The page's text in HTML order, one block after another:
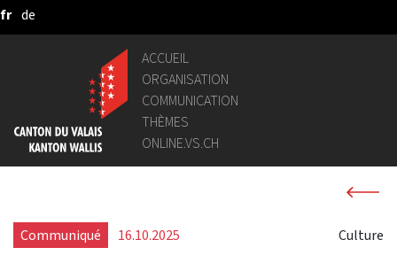
Saut au contenu principal
fr de
ACCUEIL
ORGANISATION
COMMUNICATION
THÈMES
ONLINE.VS.CH
Communiqué 16.10.2025 Culture